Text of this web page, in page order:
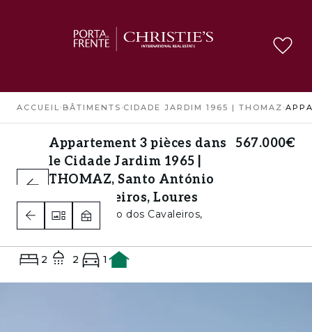
ACCUEIL › BÂTIMENTS ›CIDADE JARDIM 1965 | THOMAZ ›
Appartement 3 pièces dans
le Cidade Jardim 1965 |
THOMAZ, Santo António
dos Cavaleiros, Loures
Santo António dos Cavaleiros,
Loures
567.000€
2 2 1